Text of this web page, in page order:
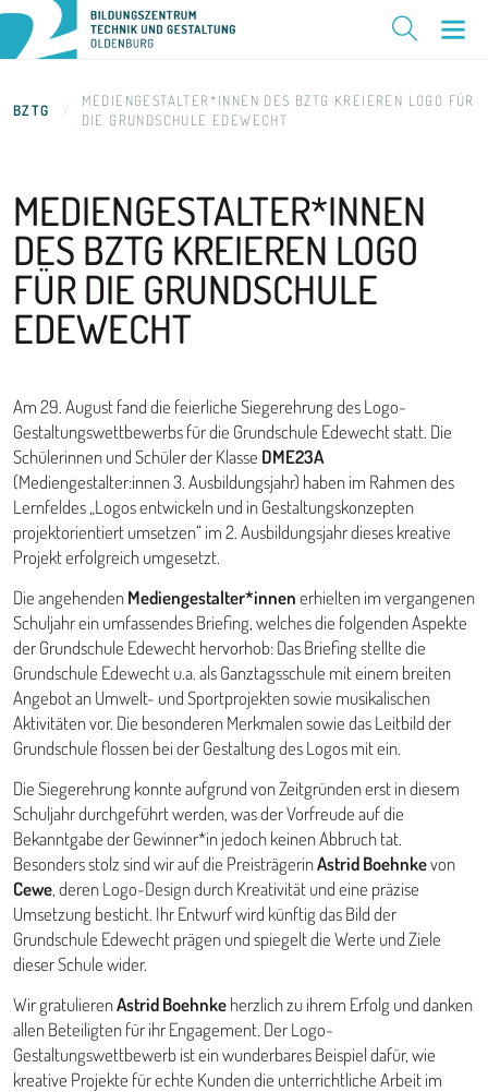
BZTG
MEDIENGESTALTER*INNEN DES BZTG KREIEREN LOGO FÜR
DIE GRUNDSCHULE EDEWECHT
MEDIENGESTALTER*INNEN
DES BZTG KREIEREN LOGO
FÜR DIE GRUNDSCHULE
EDEWECHT
Am 29. August fand die feierliche Siegerehrung des Logo-
Gestaltungswettbewerbs für die Grundschule Edewecht statt. Die
Schülerinnen und Schüler der Klasse DME23A
(Mediengestalter:innen 3. Ausbildungsjahr) haben im Rahmen des
Lernfeldes „Logos entwickeln und in Gestaltungskonzepten
projektorientiert umsetzen“ im 2. Ausbildungsjahr dieses kreative
Projekt erfolgreich umgesetzt.
Die angehendenMediengestalter*innenerhielten im vergangenen
Schuljahr ein umfassendes Briefing, welches die folgenden Aspekte
der Grundschule Edewecht hervorhob: Das Briefing stellte die
Grundschule Edewecht u.a. als Ganztagsschule mit einem breiten
Angebot an Umwelt- und Sportprojekten sowie musikalischen
Aktivitäten vor. Die besonderen Merkmalen sowie das Leitbild der
Grundschule flossen bei der Gestaltung des Logos mit ein.
Die Siegerehrung konnte aufgrund von Zeitgründen erst in diesem
Schuljahr durchgeführt werden, was der Vorfreude auf die
Bekanntgabe der Gewinner*in jedoch keinen Abbruch tat.
Besonders stolz sind wir auf die PreisträgerinAstrid Boehnkevon
Cewe, deren Logo-Design durch Kreativität und eine präzise
Umsetzung besticht. Ihr Entwurf wird künftig das Bild der
Grundschule Edewecht prägen und spiegelt die Werte und Ziele
dieser Schule wider.
Wir gratulierenAstrid Boehnkeherzlich zu ihrem Erfolg und danken
allen Beteiligten für ihr Engagement. Der Logo-
Gestaltungswettbewerb ist ein wunderbares Beispiel dafür, wie
kreative Projekte für echte Kunden die unterrichtliche Arbeit im